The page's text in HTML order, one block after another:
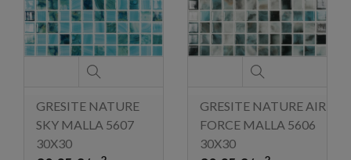
GRESITE NATURE
SKY MALLA 5607
30X30
GRESITE NATURE AIR
FORCE MALLA 5606
30X30